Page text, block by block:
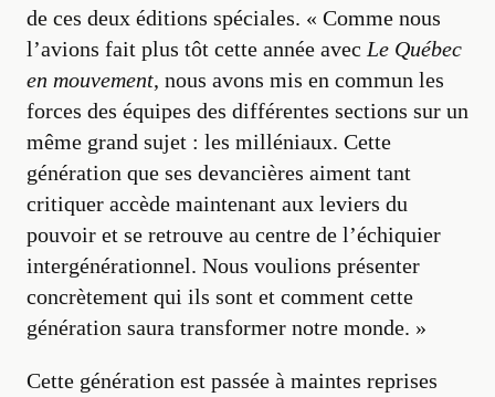
de ces deux éditions spéciales. « Comme nous
l’avions fait plus tôt cette année avec Le Québec
en mouvement, nous avons mis en commun les
forces des équipes des différentes sections sur un
même grand sujet : les milléniaux. Cette
génération que ses devancières aiment tant
critiquer accède maintenant aux leviers du
pouvoir et se retrouve au centre de l’échiquier
intergénérationnel. Nous voulions présenter
concrètement qui ils sont et comment cette
génération saura transformer notre monde. »
Cette génération est passée à maintes reprises